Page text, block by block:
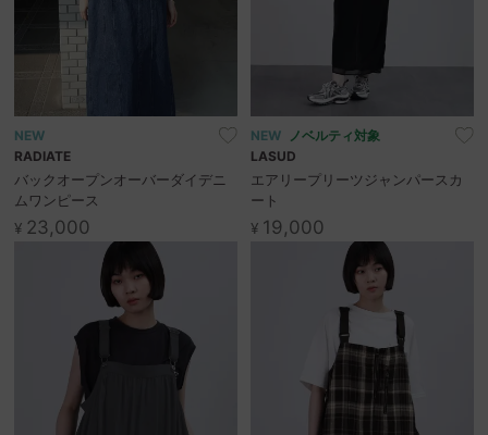
NEW
RADIATE
バックオープンオーバーダイデニ
ムワンピース
¥23,000
NEW
ノベルティ対象
LASUD
エアリープリーツジャンパースカ
ート
¥19,000